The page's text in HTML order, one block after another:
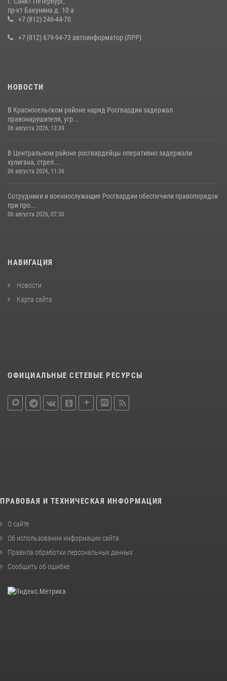
В Ленобласти сотрудники Росгвардии провели встречу с
воспитанниками детского клуба «Умные каникулы»
пр-кт Бакунина д. 10 а
+7 (812) 246-44-70
+7 (812) 679-94-73 автоинформатор (ЛРР)
НОВОСТИ
В Красносельском районе наряд Росгвардии задержал
правонарушителя, угр...
06 августа 2026, 13:39
В Центральном районе росгвардейцы оперативно задержали
хулигана, стрел...
06 августа 2026, 11:36
Сотрудники и военнослужащие Росгвардии обеспечили правопорядок
при про...
06 августа 2026, 07:30
НАВИГАЦИЯ
Новости
Карта сайта
ОФИЦИАЛЬНЫЕ СЕТЕВЫЕ РЕСУРСЫ
ПРАВОВАЯ И ТЕХНИЧЕСКАЯ ИНФОРМАЦИЯ
О сайте
Об использовании информации сайта
Правила обработки персональных данных
Сообщить об ошибке